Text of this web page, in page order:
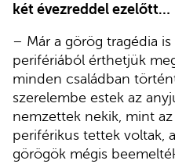
két évezreddel ezelőtt…
– Már a görög tragédia
perifériából érthetjük
minden családban
szerelembe estek az
nemzettek nekik, mint
periférikus tettek voltak,
görögök mégis